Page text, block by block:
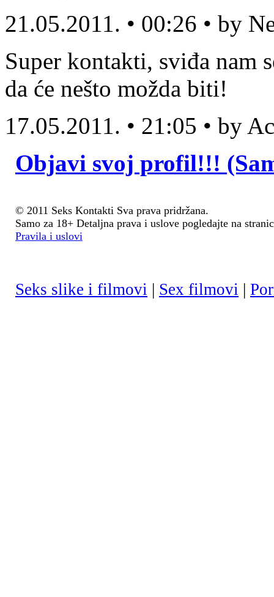
21.05.2011. • 00:26 • by
Super kontakti, sviđa nam
da će nešto možda biti!
17.05.2011. • 21:05 • by
Objavi svoj profil!!!
© 2011 Seks Kontakti Sva prava pridržana.
Samo za 18+ Detaljna prava i uslove pogledajte na
Pravila i uslovi
Seks slike i filmovi | Sex filmovi |